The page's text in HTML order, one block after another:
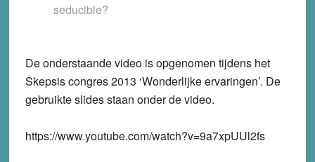
seducible?
De onderstaande video is opgenomen tijdens het
Skepsis congres 2013 ‘Wonderlijke ervaringen’. De
gebruikte slides staan onder de video.
https://www.youtube.com/watch?v=9a7xpUUl2fs